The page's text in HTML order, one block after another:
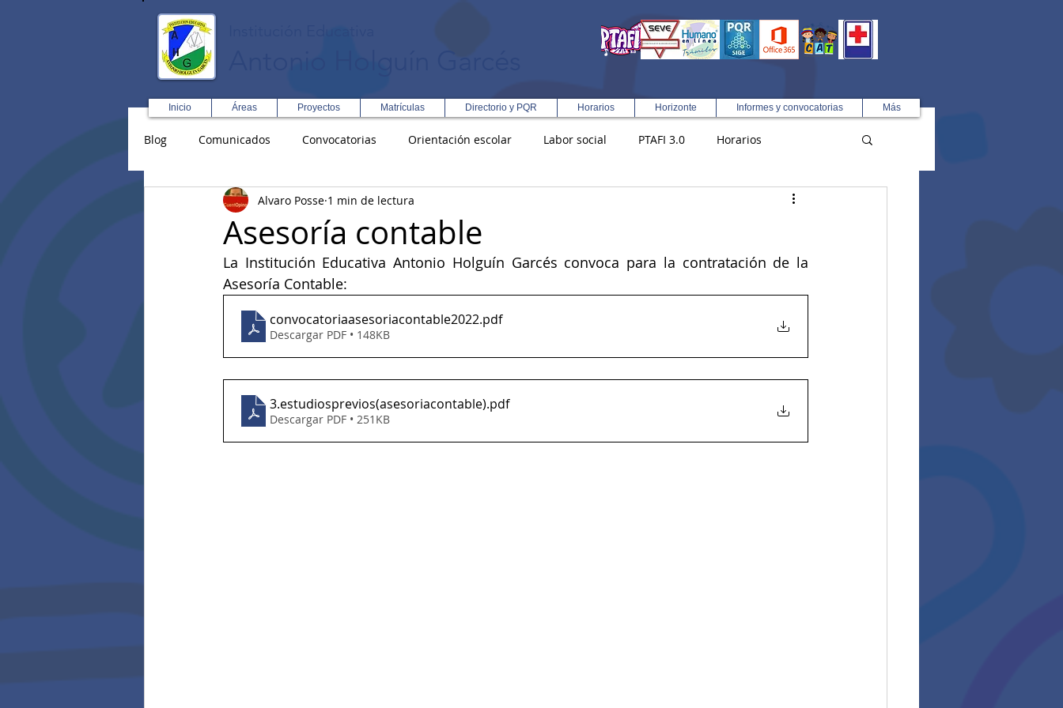
Inicio Áreas Proyectos Matrículas Directorio y PQR Horarios Horizonte Informes y convocatorias Más
Blog Comunicados Convocatorias Orientación escolar Labor social PTAFI 3.0 Horarios
Asopadres SENA Formación Integral en Turismo
Educación Física R y D Inglés Rectoría Democracia
Asesoría contable
Alvaro Posse 1 min de lectura
La Institución Educativa Antonio Holguín Garcés convoca para la contratación de la
Asesoría Contable:
convocatoriaasesoriacontable2022.pdf
Descargar PDF • 148KB
3.estudiosprevios(asesoriacontable).pdf
Descargar PDF • 251KB